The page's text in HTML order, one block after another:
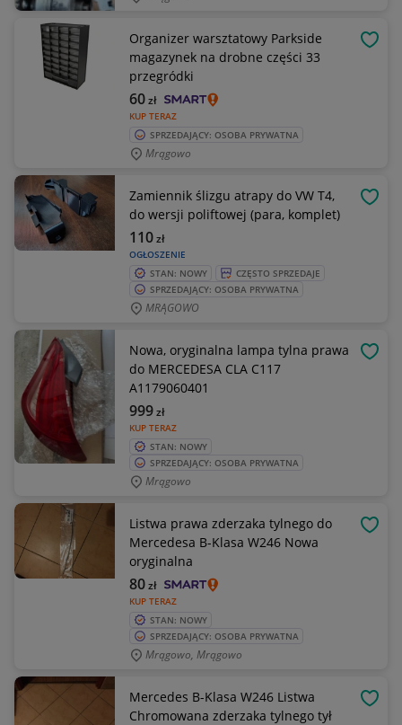
Organizer warsztatowy Parkside
magazynek na drobne części 33
przegródki
KUP TERAZ
60zł
SPRZEDAJĄCY: OSOBA PRYWATNA
Mrągowo
Zamiennik ślizgu atrapy do VW T4,
do wersji poliftowej (para, komplet)
OGŁOSZENIE
110zł
STAN: NOWY
CZĘSTO SPRZEDAJE
SPRZEDAJĄCY: OSOBA PRYWATNA
MRĄGOWO
Nowa, oryginalna lampa tylna prawa
do MERCEDESA CLA C117
A1179060401
KUP TERAZ
999zł
STAN: NOWY
SPRZEDAJĄCY: OSOBA PRYWATNA
Mrągowo
Listwa prawa zderzaka tylnego do
Mercedesa B-Klasa W246 Nowa
oryginalna
KUP TERAZ
80zł
STAN: NOWY
SPRZEDAJĄCY: OSOBA PRYWATNA
Mrągowo, Mrągowo
Mercedes B-Klasa W246 Listwa
Chromowana zderzaka tylnego tył